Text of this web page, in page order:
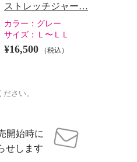
ストレッチジャー…
カラー： グレー
サイズ：
Ｌ〜ＬＬ
¥16,500 （税込）
さい。
開始時に
せします